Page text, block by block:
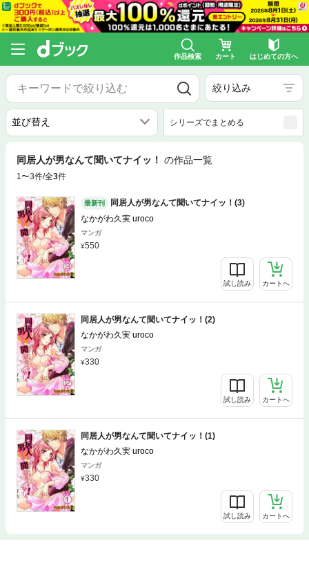
作品検索 カート はじめての方へ
絞り込み
シリーズでまとめる
同居人が男なんて聞いてナイッ！ の作品一覧
1〜3件/全3件
最新刊
同居人が男なんて聞いてナイッ！(3)
なかがわ久実 uroco
マンガ
550
試し読み カートへ
同居人が男なんて聞いてナイッ！(2)
なかがわ久実 uroco
マンガ
330
試し読み カートへ
同居人が男なんて聞いてナイッ！(1)
なかがわ久実 uroco
マンガ
330
試し読み カートへ